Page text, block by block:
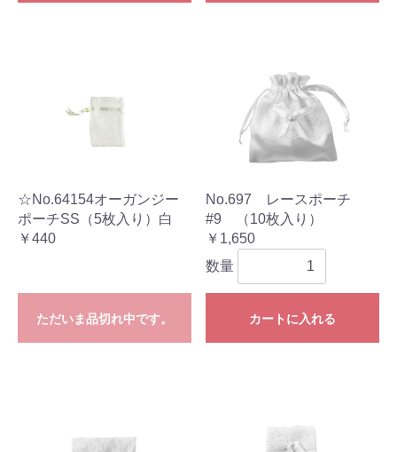
☆No.64154オーガンジー
ポーチSS（5枚入り）白
￥440
ただいま品切れ中です。
No.697 レースポーチ
#9 （10枚入り）
￥1,650
数量
カートに入れる